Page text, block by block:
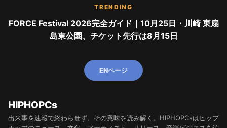
TRENDING
FORCE Festival 2026完全ガイド｜10月25日・川崎 東扇
島東公園、チケット先行は8月15日
ENページ
HIPHOPCs
出来事を速報で終わらせず、その意味を読み解く。HIPHOPCsはヒップ